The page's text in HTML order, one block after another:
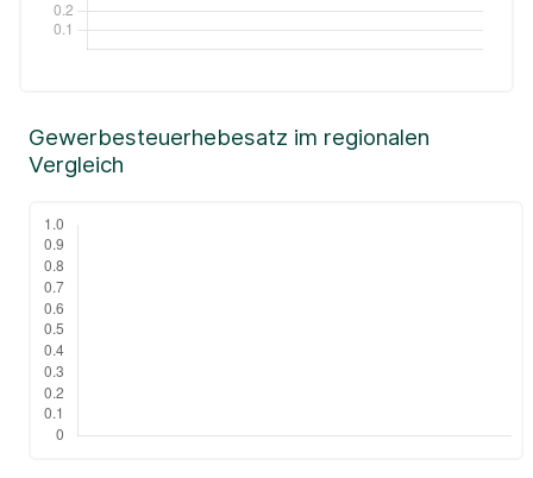
Gewerbesteuerhebesatz im regionalen
Vergleich